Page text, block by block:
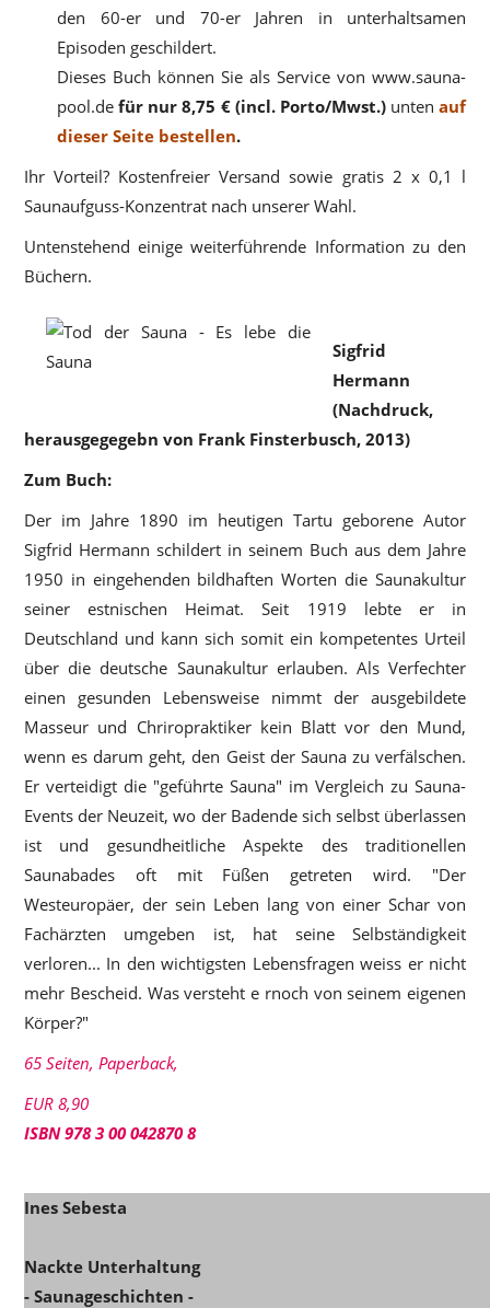
den 60-er und 70-er Jahren in unterhaltsamen
Episoden geschildert.
Dieses Buch können Sie als Service von www.sauna-
pool.defür nur 8,75 € (incl. Porto/Mwst.) unten auf
dieser Seite bestellen.
Ihr Vorteil? Kostenfreier Versand sowie gratis 2 x 0,1 l
Saunaufguss-Konzentrat nach unserer Wahl.
Untenstehend einige weiterführende Information zu den
Büchern.
Sigfrid
Hermann
(Nachdruck,
herausgegegebn von Frank Finsterbusch, 2013)
Zum Buch:
Der im Jahre 1890 im heutigen Tartu geborene Autor
Sigfrid Hermann schildert in seinem Buch aus dem Jahre
1950 in eingehenden bildhaften Worten die Saunakultur
seiner estnischen Heimat. Seit 1919 lebte er in
Deutschland und kann sich somit ein kompetentes Urteil
über die deutsche Saunakultur erlauben. Als Verfechter
einen gesunden Lebensweise nimmt der ausgebildete
Masseur und Chriropraktiker kein Blatt vor den Mund,
wenn es darum geht, den Geist der Sauna zu verfälschen.
Er verteidigt die "geführte Sauna" im Vergleich zu Sauna-
Events der Neuzeit, wo der Badende sich selbst überlassen
ist und gesundheitliche Aspekte des traditionellen
Saunabades oft mit Füßen getreten wird. "Der
Westeuropäer, der sein Leben lang von einer Schar von
Fachärzten umgeben ist, hat seine Selbständigkeit
verloren... In den wichtigsten Lebensfragen weiss er nicht
mehr Bescheid. Was versteht e rnoch von seinem eigenen
Körper?"
65 Seiten, Paperback,
EUR 8,90
ISBN 978 3 00 042870 8
Ines Sebesta
Nackte Unterhaltung
- Saunageschichten -